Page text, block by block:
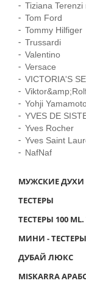
Tiziana Terenzi
Tom Ford
Tommy Hilfiger
Trussardi
Valentino
Versace
VICTORIA'S
Yohji
YVES DE
Yves Rocher
Yves Saint
NafNaf
МУЖСКИЕ ДУХИ
ТЕСТЕРЫ
ТЕСТЕРЫ 100
МИНИ - ТЕСТЕРЫ
ДУБАЙ ЛЮКС
MISKARRA